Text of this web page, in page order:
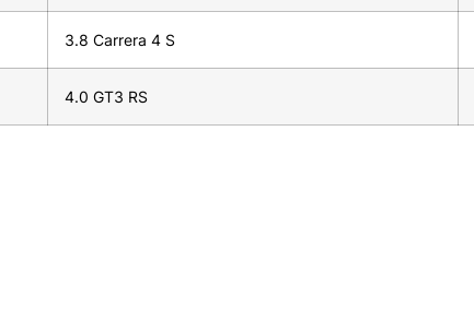
3.8 Carrera 4 S
4.0 GT3 RS